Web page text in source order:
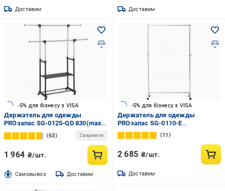
Доставим Доставим
-5% для бізнесу з VISA
Держатель для одежды
PROзапас SG-0125-QD 830(max
1360)x400x1270(max 1570) мм
двойной с полочками черный/
63 2 варианта
1 964 ₴/шт.
Cамовывоз Доставим
-5% для бізнесу з VISA
Держатель для одежды
PROзапас SG-0110-E
900x400x1000 мм передвижной
на колесах хром
11
2 685 ₴/шт.
Доставим